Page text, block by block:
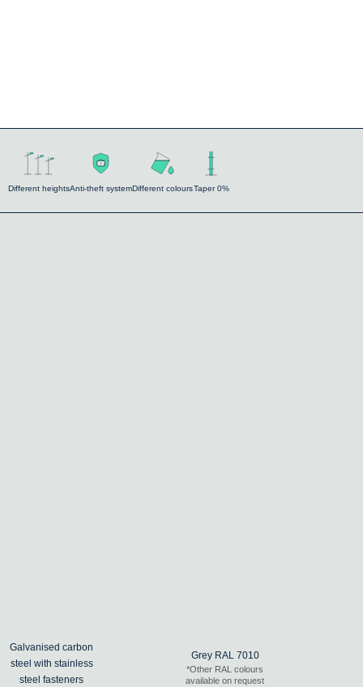
Different heightsAnti-theft systemDifferent coloursTaper 0%
Galvanised carbon
steel with stainless
steel fasteners
Grey RAL 7010
*Other RAL colours
available on request